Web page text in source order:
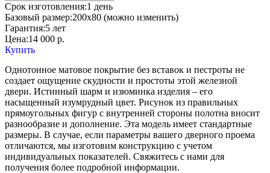
Срок изготовления:1 день
Базовый размер:200x80 (можно изменить)
Гарантия:5 лет
Цена:14 000 р.
Купить
Однотонное матовое покрытие без вставок и пестроты не
создает ощущение скудности и простоты этой железной
двери. Истинный шарм и изюминка изделия – его
насыщенный изумрудный цвет. Рисунок из правильных
прямоугольных фигур с внутренней стороны полотна вносит
разнообразие и дополнение. Эта модель имеет стандартные
размеры. В случае, если параметры вашего дверного проема
отличаются, мы изготовим конструкцию с учетом
индивидуальных показателей. Свяжитесь с нами для
получения более подробной информации.